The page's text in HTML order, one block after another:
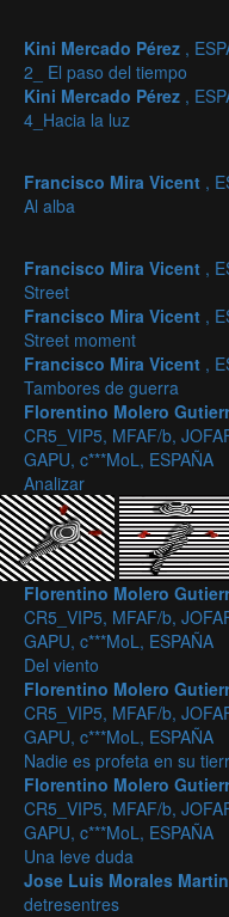
Kini Mercado Pérez ,
2_ El paso del tiempo
Kini Mercado Pérez ,
4_Hacia la luz
Francisco Mira Vicent ,
Al alba
Francisco Mira Vicent ,
Street
Francisco Mira Vicent ,
Street moment
Francisco Mira Vicent ,
Tambores de guerra
Florentino Molero
CR5_VIP5, MFAF/b,
GAPU, c***MoL, ESPAÑA
Analizar
Florentino Molero
CR5_VIP5, MFAF/b,
GAPU, c***MoL, ESPAÑA
Del viento
Florentino Molero
CR5_VIP5, MFAF/b,
GAPU, c***MoL, ESPAÑA
Nadie es profeta en su
Florentino Molero
CR5_VIP5, MFAF/b,
GAPU, c***MoL, ESPAÑA
Una leve duda
Jose Luis Morales Martin
detresentres